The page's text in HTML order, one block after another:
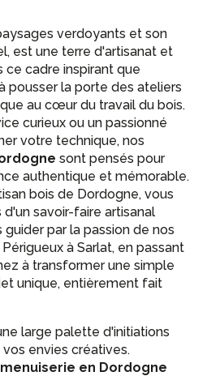
verdoyants et son
est une terre d'artisanat et
ce cadre inspirant que
pousser la porte des ateliers
au cœur du travail du bois.
curieux ou un passionné
votre technique, nos
sont pensés pour
authentique et mémorable.
bois de Dordogne, vous
savoir-faire artisanal
par la passion de nos
à Sarlat, en passant
à transformer une simple
unique, entièrement fait
large palette d'initiations
envies créatives.
en Dordogne